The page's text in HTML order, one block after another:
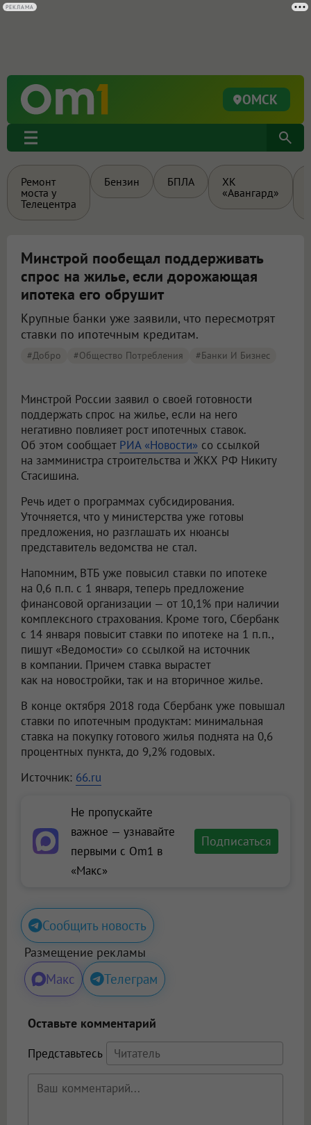
ОМСК
Ремонт
моста у
Телецентра
Бензин БПЛА
ХК
«Авангард»
Минстрой пообещал поддерживать
спрос на жилье, если дорожающая
ипотека его обрушит
Крупные банки уже заявили, что пересмотрят
ставки по ипотечным кредитам.
#добро #общество Потребления #Банки И Бизнес
Минстрой России заявил о своей готовности
поддержать спрос на жилье, если на него
негативно повлияет рост ипотечных ставок.
Об этом сообщает РИА «Новости» со ссылкой
на замминистра строительства и ЖКХ РФ Никиту
Стасишина.
Речь идет о программах субсидирования.
Уточняется, что у министерства уже готовы
предложения, но разглашать их нюансы
представитель ведомства не стал.
Напомним, ВТБ уже повысил ставки по ипотеке
на 0,6 п.п. с 1 января, теперь предложение
финансовой организации — от 10,1% при наличии
комплексного страхования. Кроме того, Сбербанк
с 14 января повысит ставки по ипотеке на 1 п.п.,
пишут «Ведомости» со ссылкой на источник
в компании. Причем ставка вырастет
как на новостройки, так и на вторичное жилье.
В конце октября 2018 года Сбербанк уже повышал
ставки по ипотечным продуктам: минимальная
ставка на покупку готового жилья поднята на 0,6
процентных пункта, до 9,2% годовых.
Источник: 66.ru
Не пропускайте
важное — узнавайте
первыми с Om1 в
«Макс»
Подписаться
Сообщить новость
Размещение рекламы
Макс Телеграм
Оставьте комментарий
Представьтесь
РЕКЛАМА